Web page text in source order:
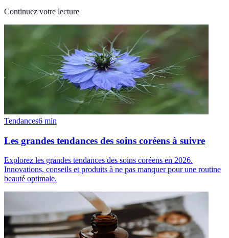
Continuez votre lecture
Tendances6 min
Les grandes tendances des soins coréens à suivre
Explorez les grandes tendances des soins coréens en 2026.
Innovations, conseils et produits à ne pas manquer pour une routine
beauté optimale.